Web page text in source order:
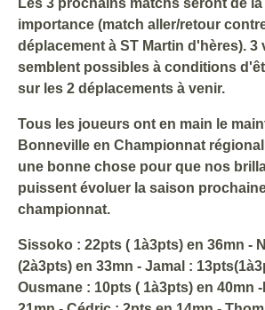
Les 3 prochains matchs seront de la
importance (match aller/retour
déplacement à ST Martin d'hères). 3
semblent possibles à conditions
sur les 2 déplacements à venir.
Tous les joueurs ont en main le
Bonneville en Championnat
une bonne chose pour que nos
puissent évoluer la saison
championnat.
Sissoko : 22pts ( 1à3pts) en 36mn -
(2à3pts) en 33mn - Jamal :
Ousmane : 10pts ( 1à3pts) en 40mn